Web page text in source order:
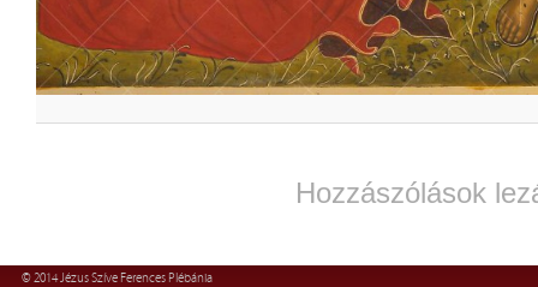
Hozzászólások
© 2014 Jézus Szíve Ferences Plébánia